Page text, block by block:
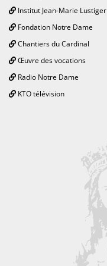
Institut Jean-Marie Lustiger
Fondation Notre Dame
Chantiers du Cardinal
Œuvre des vocations
Radio Notre Dame
KTO télévision